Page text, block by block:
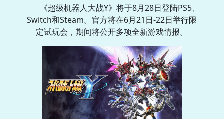
《超级机器人大战Y》将于8月28日登陆PS5、
Switch和Steam。官方将在6月21日-22日举行限
定试玩会，期间将公开多项全新游戏情报。